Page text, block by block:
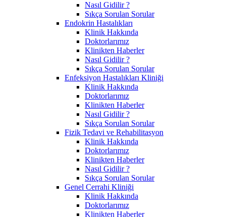
Nasıl Gidilir ?
Sıkça Sorulan Sorular
Endokrin Hastalıkları
Klinik Hakkında
Doktorlarımız
Klinikten Haberler
Nasıl Gidilir ?
Sıkça Sorulan Sorular
Enfeksiyon Hastalıkları Kliniği
Klinik Hakkında
Doktorlarımız
Klinikten Haberler
Nasıl Gidilir ?
Sıkça Sorulan Sorular
Fizik Tedavi ve Rehabilitasyon
Klinik Hakkında
Doktorlarımız
Klinikten Haberler
Nasıl Gidilir ?
Sıkça Sorulan Sorular
Genel Cerrahi Kliniği
Klinik Hakkında
Doktorlarımız
Klinikten Haberler